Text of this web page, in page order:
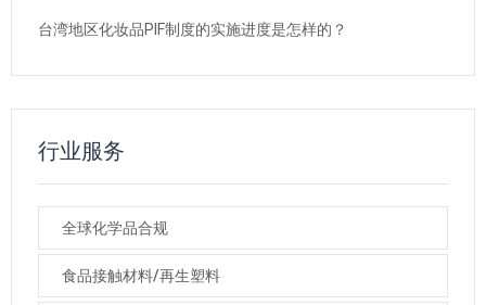
台湾地区化妆品PIF制度的实施进度是怎样的？
行业服务
全球化学品合规
食品接触材料/再生塑料